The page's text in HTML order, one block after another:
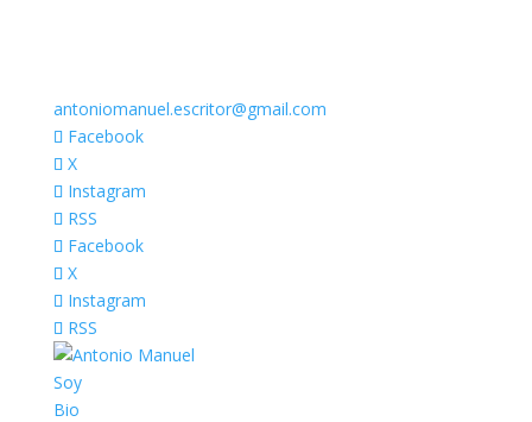
antoniomanuel.escritor@gmail.com
Facebook
X
Instagram
RSS
Facebook
X
Instagram
RSS
Soy
Bio